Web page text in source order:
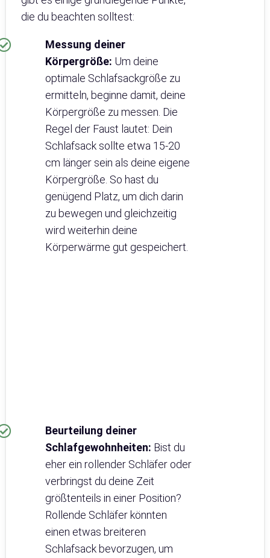
die du beachten solltest:
Messung deiner
Körpergröße: Um deine
optimale Schlafsackgröße zu
ermitteln, beginne damit, deine
Körpergröße zu messen. Die
Regel der Faust lautet: Dein
Schlafsack sollte etwa 15-20
cm länger sein als deine eigene
Körpergröße. So hast du
genügend Platz, um dich darin
zu bewegen und gleichzeitig
wird weiterhin deine
Körperwärme gut gespeichert.
Beurteilung deiner
Schlafgewohnheiten: Bist du
eher ein rollender Schläfer oder
verbringst du deine Zeit
größtenteils in einer Position?
Rollende Schläfer könnten
einen etwas breiteren
Schlafsack bevorzugen, um